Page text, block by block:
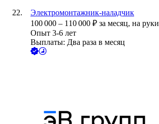
Электромонтажник-наладчик
100 000 – 110 000 ₽ за месяц, на руки
Опыт 3-6 лет
Выплаты: Два раза в месяц